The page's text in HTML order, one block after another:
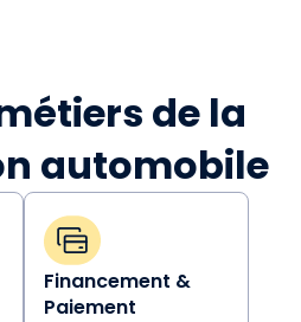
de la
automobile
Financement &
Paiement